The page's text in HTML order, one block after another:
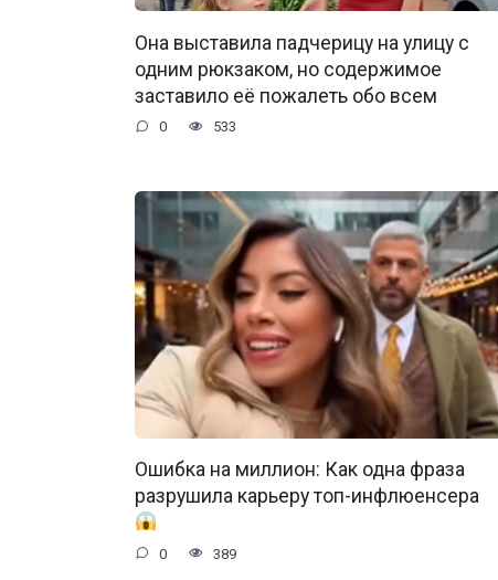
Она выставила падчерицу на улицу с
одним рюкзаком, но содержимое
заставило её пожалеть обо всем
0 533
Ошибка на миллион: Как одна фраза
разрушила карьеру топ-инфлюенсера
0 389